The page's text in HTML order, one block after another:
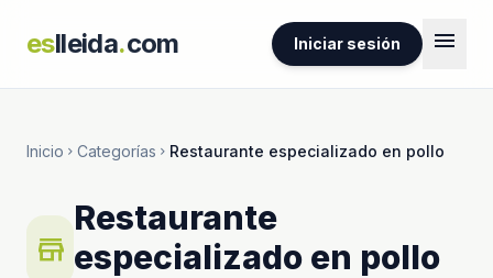
eslleida.com Iniciar sesión menu
Inicio chevron_right Categorías chevron_right Restaurante especializado en pollo
store
Restaurante
especializado en pollo